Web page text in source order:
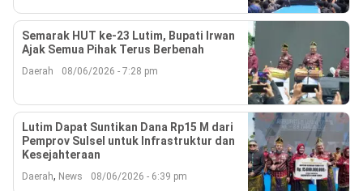
Semarak HUT ke-23 Lutim, Bupati Irwan
Ajak Semua Pihak Terus Berbenah
Daerah 08/06/2026 - 7:28 pm
Lutim Dapat Suntikan Dana Rp15 M dari
Pemprov Sulsel untuk Infrastruktur dan
Kesejahteraan
Daerah, News 08/06/2026 - 6:39 pm